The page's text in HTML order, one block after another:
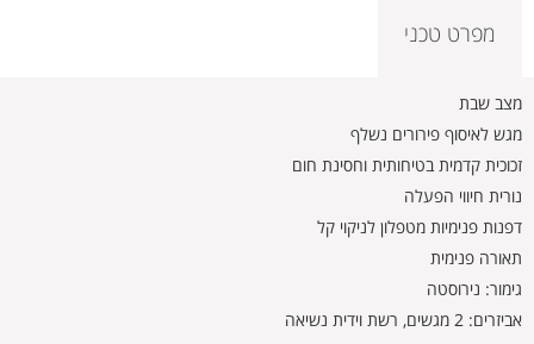
מפרט טכני
מצב שבת
מגש לאיסוף פירורים נשלף
זכוכית קדמית בטיחותית וחסינת חום
נורית חיווי הפעלה
דפנות פנימיות מטפלון לניקוי קל
תאורה פנימית
גימור: נירוסטה
אביזרים: 2 מגשים, רשת וידית נשיאה